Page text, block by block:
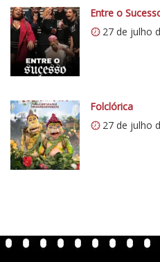
0
.
w
p
.
c
o
m
/
v
n
Entre o
27 de julho
Folclórica
27 de julho